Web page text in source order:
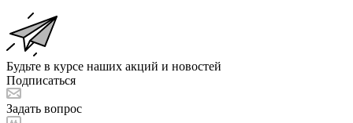
Будьте в курсе наших акций и новостей
Подписаться
Задать вопрос